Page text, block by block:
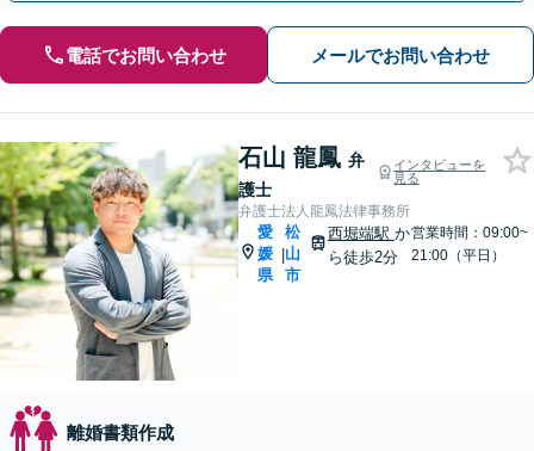
電話でお問い合わせ メールでお問い合わせ
石山 龍鳳 弁
護士
インタビューを
見る
弁護士法人龍鳳法律事務所
愛
媛
県
|
松
山
市
西堀端駅 か
ら徒歩2分
営業時間：09:00~
21:00（平日）
離婚書類作成